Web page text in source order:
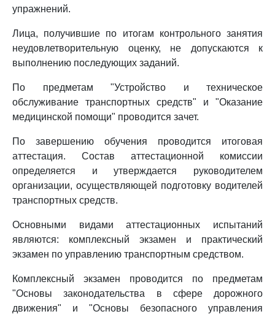
упражнений.
Лица, получившие по итогам контрольного занятия
неудовлетворительную оценку, не допускаются к
выполнению последующих заданий.
По предметам "Устройство и техническое
обслуживание транспортных средств" и "Оказание
медицинской помощи" проводится зачет.
По завершению обучения проводится итоговая
аттестация. Состав аттестационной комиссии
определяется и утверждается руководителем
организации, осуществляющей подготовку водителей
транспортных средств.
Основными видами аттестационных испытаний
являются: комплексный экзамен и практический
экзамен по управлению транспортным средством.
Комплексный экзамен проводится по предметам
"Основы законодательства в сфере дорожного
движения" и "Основы безопасного управления